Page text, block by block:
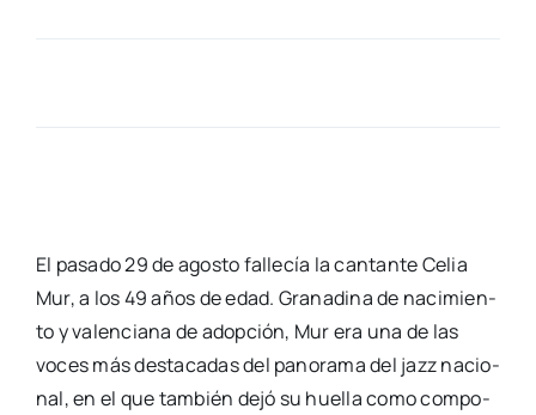
El pasa­do 29 de agos­to falle­cía la can­tan­te Celia
Mur, a los 49 años de edad. Gra­na­di­na de naci­mien­
to y valen­cia­na de adop­ción, Mur era una de las
voces más des­ta­ca­das del pano­ra­ma del jazz nacio­
nal, en el que tam­bién dejó su hue­lla como com­po­